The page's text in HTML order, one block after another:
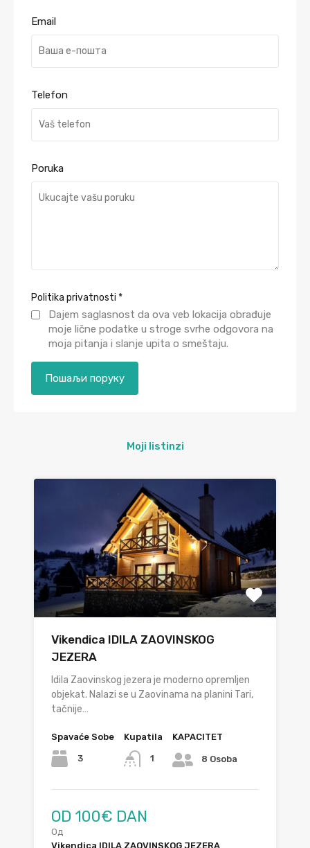
Email
Telefon
Poruka
Politika privatnosti *
Dajem saglasnost da ova veb lokacija obrađuje
moje lične podatke u stroge svrhe odgovora na
moja pitanja i slanje upita o smeštaju.
Moji listinzi
Vikendica IDILA ZAOVINSKOG
JEZERA
Idila Zaovinskog jezera je moderno opremljen
objekat. Nalazi se u Zaovinama na planini Tari,
tačnije…
Spavaće Sobe
3
Kupatila
1
KAPACITET
8 Osoba
OD 100€ DAN
Од
Vikendica IDILA ZAOVINSKOG JEZERA